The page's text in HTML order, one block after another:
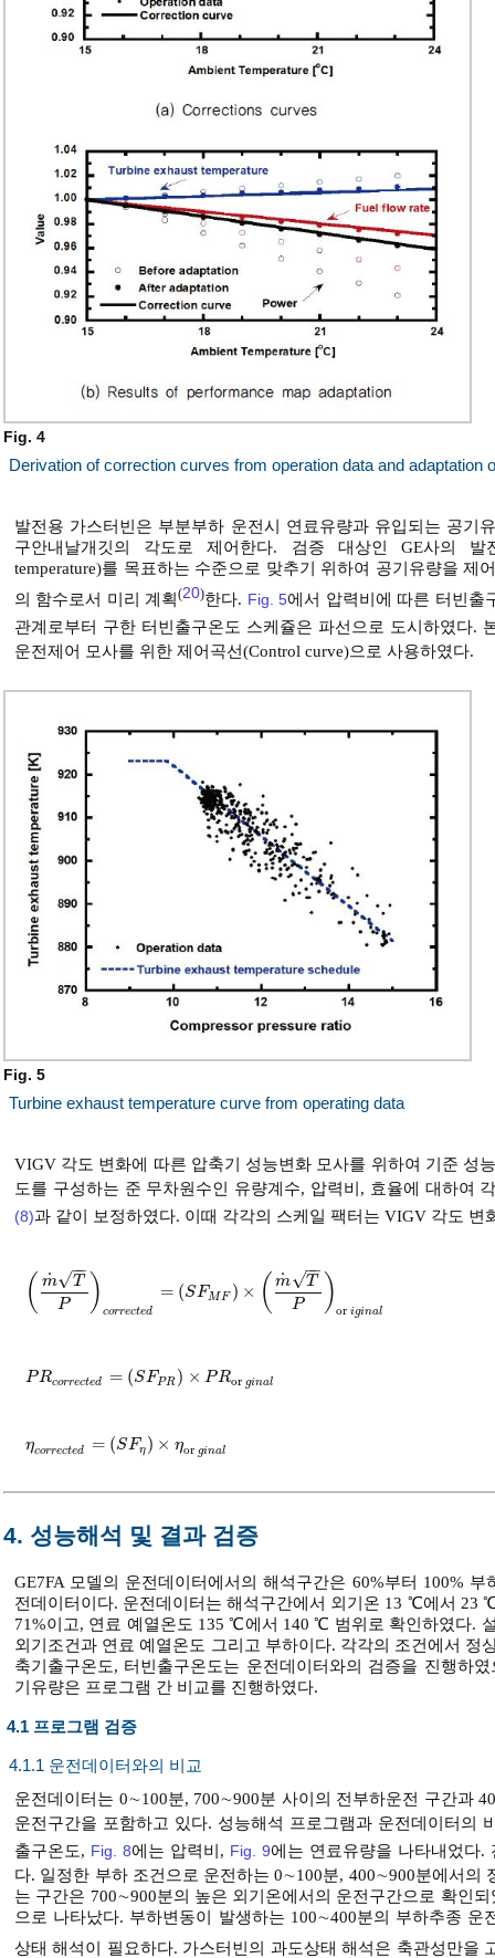
Fig. 4
Derivation of correction curves from operation data and adaptation
발전용 가스터빈은 부분부하 운전시 연료유량과 유입되는 공기
구안내날개깃의 각도로 제어한다. 검증 대상인 GE사의 발
temperature)를 목표하는 수준으로 맞추기 위하여 공기유량을
의 함수로서 미리 계획(20)한다. Fig. 5에서 압력비에 따른 터빈출
관계로부터 구한 터빈출구온도 스케쥴은 파선으로 도시하였다.
운전제어 모사를 위한 제어곡선(Control curve)으로 사용하였다.
Fig. 5
Turbine exhaust temperature curve from operating data
VIGV 각도 변화에 따른 압축기 성능변화 모사를 위하여 기준 성
도를 구성하는 준 무차원수인 유량계수, 압력비, 효율에 대하여
(8)과 같이 보정하였다. 이때 각각의 스케일 팩터는 VIGV 각도 변
( m
˙ T
−
−
√
P ) corrected
= (SF M F ) × ( m
˙ T
−
−
√
P )or iginal
m ec ted=SFMF × m˙TPo i
PRcorrected = (SF PR ) × PRor ginal
PRcorre cted=SFP R ×PRor gin
ηcorrected = (SFη ) × ηor ginal
ηcorre cted=SF η× ηor gin
4. 성능해석 및 결과 검증
GE7FA 모델의 운전데이터에서의 해석구간은 60%부터 100%
전데이터이다. 운전데이터는 해석구간에서 외기온 13 ℃에서 23
71%이고, 연료 예열온도 135 ℃에서 140 ℃ 범위로 확인하였다.
외기조건과 연료 예열온도 그리고 부하이다. 각각의 조건에서
축기출구온도, 터빈출구온도는 운전데이터와의 검증을 진행하
기유량은 프로그램 간 비교를 진행하였다.
4.1 프로그램 검증
4.1.1 운전데이터와의 비교
운전데이터는 0∼100분, 700∼900분 사이의 전부하운전 구간과
운전구간을 포함하고 있다. 성능해석 프로그램과 운전데이터의
출구온도, Fig. 8에는 압력비, Fig. 9에는 연료유량을 나타내었다.
다. 일정한 부하 조건으로 운전하는 0∼100분, 400∼900분에서의
는 구간은 700∼900분의 높은 외기온에서의 운전구간으로 확인
으로 나타났다. 부하변동이 발생하는 100∼400분의 부하추종
상태 해석이 필요하다. 가스터빈의 과도상태 해석은 축관성만을